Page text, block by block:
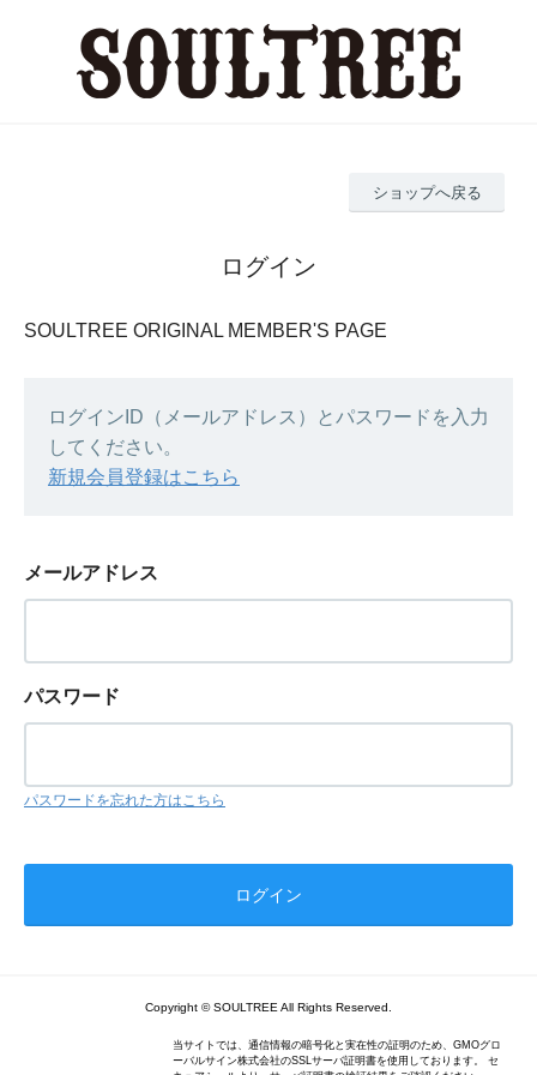
ショップへ戻る
ログイン
SOULTREE ORIGINAL MEMBER'S PAGE
ログインID（メールアドレス）とパスワードを入力
してください。
新規会員登録はこちら
メールアドレス
パスワード
パスワードを忘れた方はこちら
Copyright © SOULTREE All Rights Reserved.
当サイトでは、通信情報の暗号化と実在性の証明のため、GMOグロ
ーバルサイン株式会社のSSLサーバ証明書を使用しております。 セ